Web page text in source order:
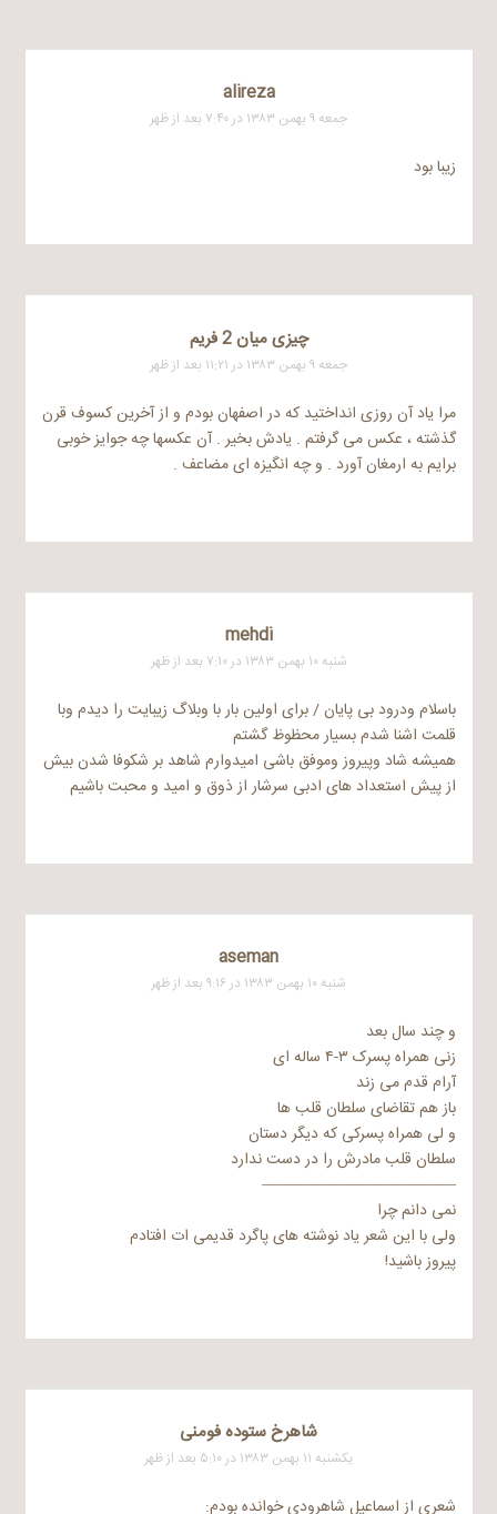
alireza
جمعه ۹ بهمن ۱۳۸۳ در ۷:۴۰ بعد از ظهر
زیبا بود
چیزی میان 2 فریم
جمعه ۹ بهمن ۱۳۸۳ در ۱۱:۲۱ بعد از ظهر
مرا یاد آن روزی انداختید که در اصفهان بودم و از آخرین کسوف قرن
گذشته ، عکس می گرفتم . یادش بخیر . آن عکسها چه جوایز خوبی
برایم به ارمغان آورد . و چه انگیزه ای مضاعف .
mehdi
شنبه ۱۰ بهمن ۱۳۸۳ در ۷:۱۰ بعد از ظهر
باسلام ودرود بی پایان / برای اولین بار با وبلاگ زیبایت را دیدم وبا
قلمت اشنا شدم بسیار محظوظ گشتم
همیشه شاد وپیروز وموفق باشی امیدوارم شاهد بر شکوفا شدن بیش
از پیش استعداد های ادبی سرشار از ذوق و امید و محبت باشیم
aseman
شنبه ۱۰ بهمن ۱۳۸۳ در ۹:۱۶ بعد از ظهر
و چند سال بعد
زنی همراه پسرک ۳-۴ ساله ای
آرام قدم می زند
باز هم تقاضای سلطان قلب ها
و لی همراه پسرکی که دیگر دستان
سلطان قلب مادرش را در دست ندارد
————————————–
نمی دانم چرا
ولی با این شعر یاد نوشته های پاگرد قدیمی ات افتادم
پیروز باشید!
شاهرخ ستوده فومنی
یکشنبه ۱۱ بهمن ۱۳۸۳ در ۵:۱۰ بعد از ظهر
شعری از اسماعیل شاهرودی خوانده بودم: